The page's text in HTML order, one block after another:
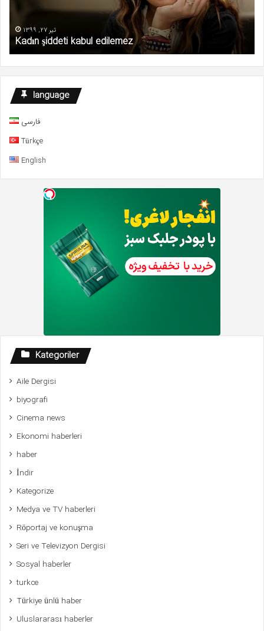
تیر 27, 1399
Kadın şiddeti kabul edilemez
language
فارسی
Türkçe
English
Kategoriler
Aile Dergisi
biyografi
Cinema news
Ekonomi haberleri
haber
İndir
Kategorize
Medya ve TV haberleri
Röportaj ve konuşma
Seri ve Televizyon Dergisi
Sosyal haberler
turkce
Türkiye ünlü haber
Uluslararası haberler